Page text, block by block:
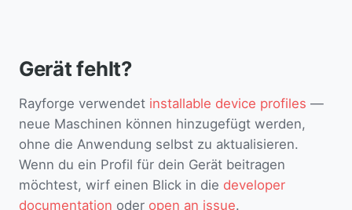
Gerät fehlt?
Rayforge verwendet installable device profiles —
neue Maschinen können hinzugefügt werden,
ohne die Anwendung selbst zu aktualisieren.
Wenn du ein Profil für dein Gerät beitragen
möchtest, wirf einen Blick in die developer
documentation oder open an issue.